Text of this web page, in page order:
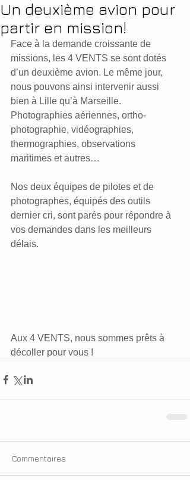
Un deuxième avion pour
partir en mission!
Face à la demande croissante de
missions, les 4 VENTS se sont dotés
d’un deuxième avion. Le même jour,
nous pouvons ainsi intervenir aussi
bien à Lille qu’à Marseille.
Photographies aériennes, ortho-
photographie, vidéographies,
thermographies, observations
maritimes et autres…
Nos deux équipes de pilotes et de
photographes, équipés des outils
dernier cri, sont parés pour répondre à
vos demandes dans les meilleurs
délais.
Aux 4 VENTS, nous sommes prêts à
décoller pour vous !
Commentaires